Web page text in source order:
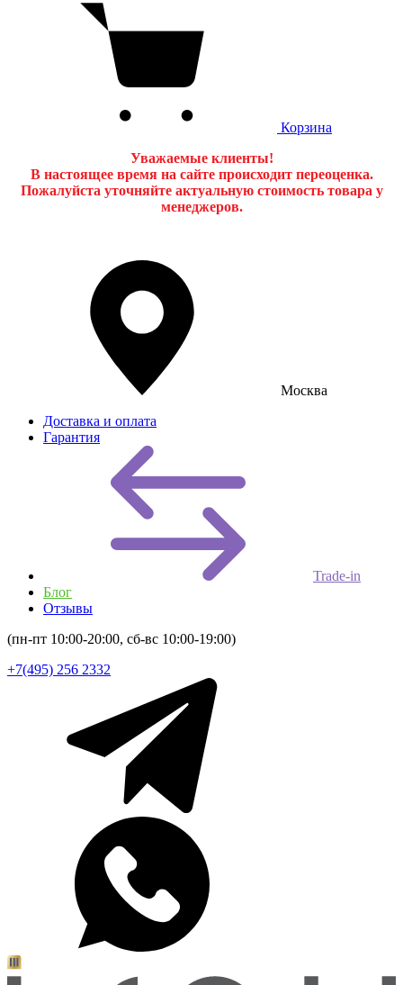
Корзина
Уважаемые клиенты!
В настоящее время на сайте происходит переоценка.
Пожалуйста уточняйте актуальную стоимость товара у
менеджеров.
Москва
Доставка и оплата
Гарантия
Trade-in
Блог
Отзывы
(пн-пт 10:00-20:00, сб-вс 10:00-19:00)
+7(495) 256 2332